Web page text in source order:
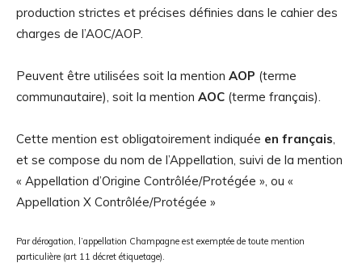
production strictes et précises définies dans le cahier des
charges de l’AOC/AOP.
Peuvent être utilisées soit la mention AOP (terme
communautaire), soit la mention AOC (terme français).
Cette mention est obligatoirement indiquée en français,
et se compose du nom de l’Appellation, suivi de la mention
« Appellation d’Origine Contrôlée/Protégée », ou «
Appellation X Contrôlée/Protégée »
Par dérogation, l’appellation Champagne est exemptée de toute mention
particulière (art 11 décret étiquetage).